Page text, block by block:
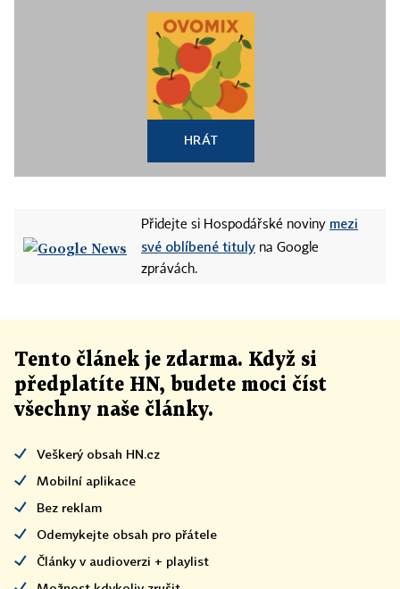
HRÁT
Přidejte si Hospodářské noviny mezi
své oblíbené tituly na Google
zprávách.
Tento článek je zdarma. Když si
předplatíte HN, budete moci číst
všechny naše články.
Veškerý obsah HN.cz
Mobilní aplikace
Bez reklam
Odemykejte obsah pro přátele
Články v audioverzi + playlist